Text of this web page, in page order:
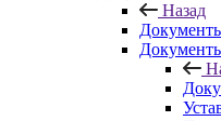
Назад